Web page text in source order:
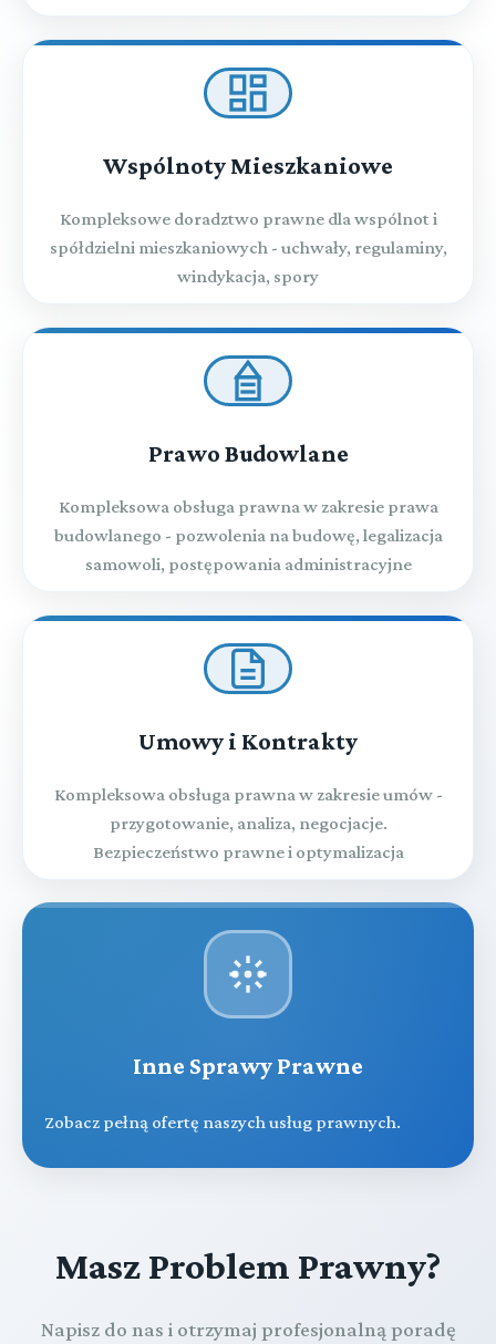
Wspólnoty Mieszkaniowe
Kompleksowe doradztwo prawne dla wspólnot i
spółdzielni mieszkaniowych - uchwały, regulaminy,
windykacja, spory
Prawo Budowlane
Kompleksowa obsługa prawna w zakresie prawa
budowlanego - pozwolenia na budowę, legalizacja
samowoli, postępowania administracyjne
Umowy i Kontrakty
Kompleksowa obsługa prawna w zakresie umów -
przygotowanie, analiza, negocjacje.
Bezpieczeństwo prawne i optymalizacja
Inne Sprawy Prawne
Zobacz pełną ofertę naszych usług prawnych.
Masz Problem Prawny?
Napisz do nas i otrzymaj profesjonalną poradę